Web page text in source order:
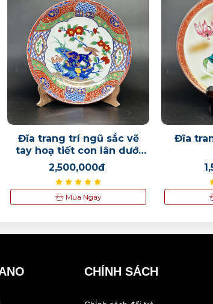
Đĩa trang trí ngũ sắc vẽ
tay hoạ tiết con lân dưới
cành mận đỏ
2,500,000đ
Mua Ngay
Đĩa
CHÍNH SÁCH